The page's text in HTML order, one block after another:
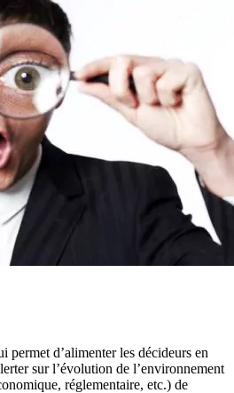
permet d’alimenter les décideurs en
sur l’évolution de l’environnement
réglementaire, etc.) de